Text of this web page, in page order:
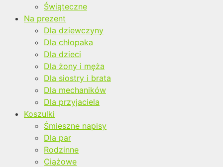
Świąteczne
Na prezent
Dla dziewczyny
Dla chłopaka
Dla dzieci
Dla żony i męża
Dla siostry i brata
Dla mechaników
Dla przyjaciela
Koszulki
Śmieszne napisy
Dla par
Rodzinne
Ciążowe